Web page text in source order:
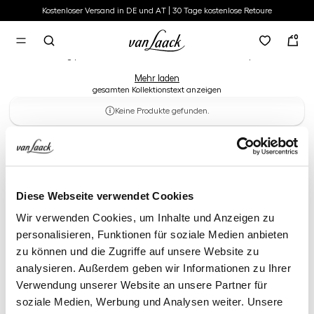
Diese Webseite verwendet Cookies
Wir verwenden Cookies, um Inhalte und Anzeigen zu
personalisieren, Funktionen für soziale Medien anbieten
zu können und die Zugriffe auf unsere Website zu
analysieren. Außerdem geben wir Informationen zu Ihrer
Verwendung unserer Website an unsere Partner für
soziale Medien, Werbung und Analysen weiter. Unsere
springenKostenloser Versand in DE und AT | 30 Tage kostenlose Retoure
0
Schuhe
Schreiten Sie mit hohem Tragekomfort stilsicher und elegant durch den
Mehr laden
gesamten Kollektionstext anzeigen
Keine Produkte gefunden.